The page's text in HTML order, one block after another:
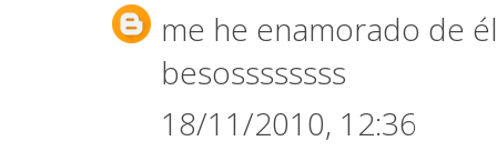
me he enamorado de
besossssssss
18/11/2010, 12:36